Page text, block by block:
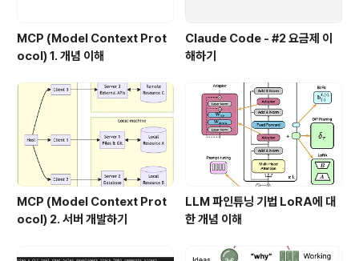
MCP (Model Context Prot
ocol) 1. 개념 이해
Claude Code - #2 요금제 이
해하기
MCP (Model Context Prot
ocol) 2. 서버 개발하기
LLM 파인튜닝 기법 LoRA에 대
한 개념 이해